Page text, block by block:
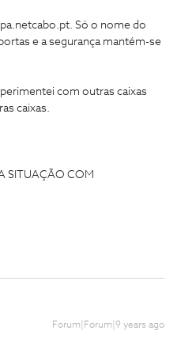
Só o nome do
e a segurança mantém-se
com outras caixas
caixas.
SITUAÇÃO COM
Forum|Forum|9 years ago